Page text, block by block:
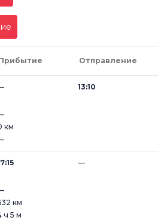
Отправление
13:10
км
—
км
ч 5 м